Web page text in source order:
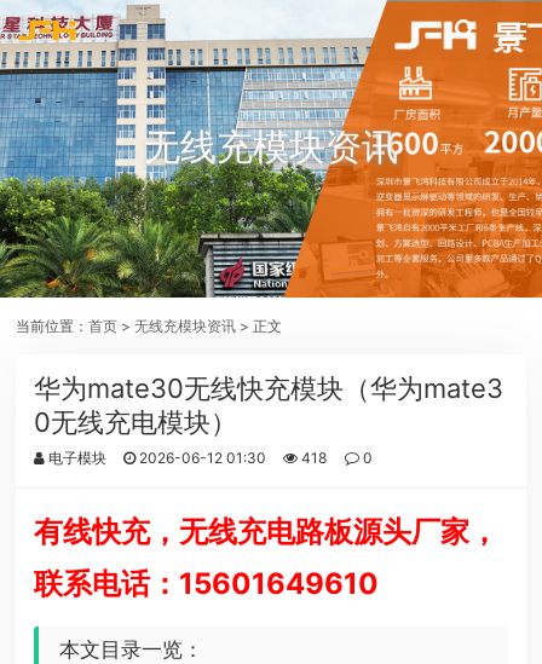
无线充模块资讯
当前位置：首页 >无线充模块资讯 > 正文
华为mate30无线快充模块（华为mate3
0无线充电模块）
电子模块 2026-06-12 01:30 418 0
有线快充，无线充电路板源头厂家，
联系电话：15601649610
本文目录一览：